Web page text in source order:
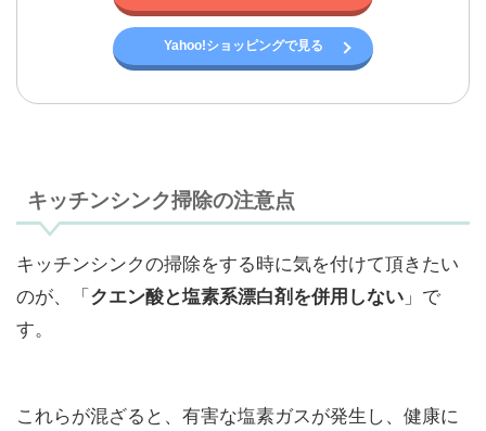
Yahoo!ショッピングで見る
キッチンシンク掃除の注意点
キッチンシンクの掃除をする時に気を付けて頂きたい
のが、「クエン酸と塩素系漂白剤を併用しない 」で
す。
これらが混ざると、有害な塩素ガスが発生し、健康に